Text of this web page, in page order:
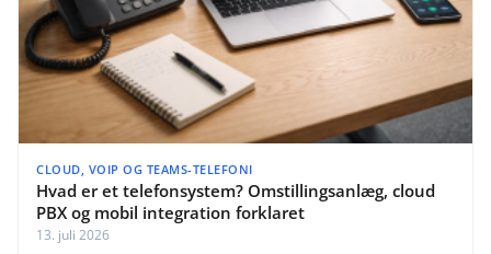
CLOUD, VOIP OG TEAMS-TELEFONI
Hvad er et telefonsystem? Omstillingsanlæg, cloud
PBX og mobil integration forklaret
13. juli 2026